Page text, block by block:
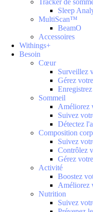
Tracker de
Sleep
MultiScan™
BeamO
Accessoires
Withings+
Besoin
Cœur
Surveillez
Gérez
Sommeil
Améliorez
Suivez
Détectez
Composition
Suivez
Contrôlez
Gérez
Activité
Boostez
Améliorez
Nutrition
Suivez